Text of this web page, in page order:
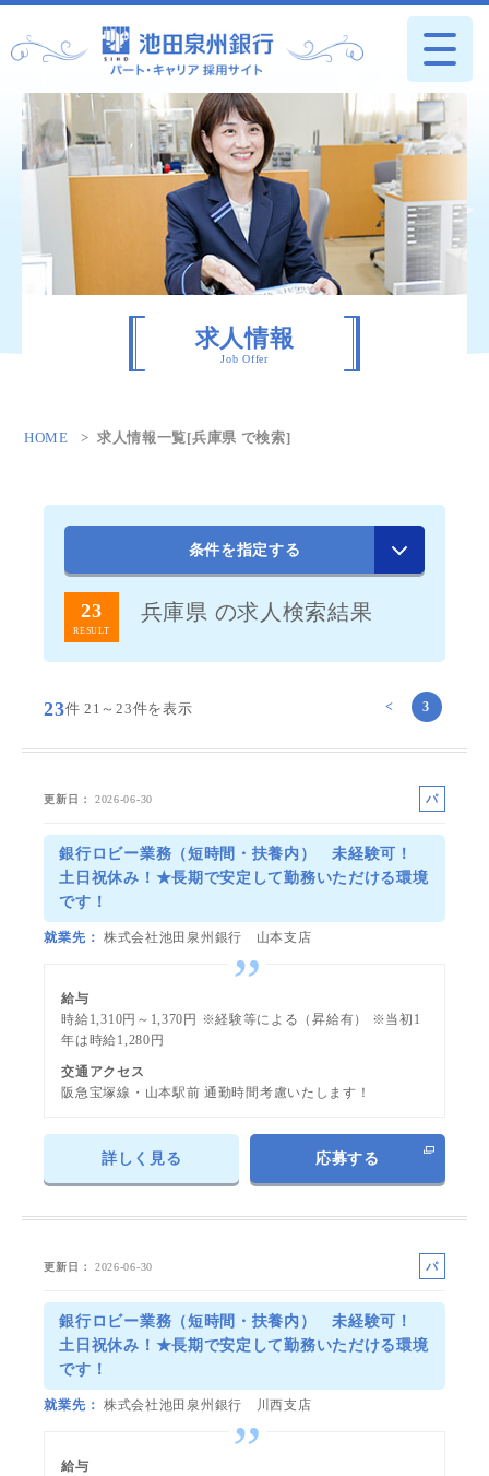
求人情報
Job Offer
HOME 求人情報一覧[兵庫県 で検索]
条件を指定する
23
RESULT
兵庫県 の求人検索結果
23件 21～23件を表示 < 3
更新日 2026-06-30
パ
銀行ロビー業務（短時間・扶養内） 未経験可！
土日祝休み！★長期で安定して勤務いただける環境
です！
就業先 株式会社池田泉州銀行 山本支店
給与
時給1,310円～1,370円 ※経験等による（昇給有） ※当初1
年は時給1,280円
交通アクセス
阪急宝塚線・山本駅前 通勤時間考慮いたします！
詳しく見る 応募する
更新日 2026-06-30
パ
銀行ロビー業務（短時間・扶養内） 未経験可！
土日祝休み！★長期で安定して勤務いただける環境
です！
就業先 株式会社池田泉州銀行 川西支店
給与